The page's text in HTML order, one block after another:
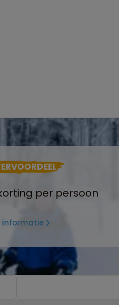
per persoon
informatie